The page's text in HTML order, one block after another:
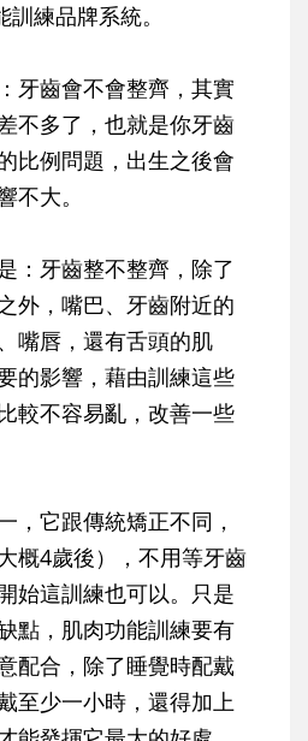
練品牌系統。
牙齒會不會整齊，其實
不多了，也就是你牙齒
比例問題，出生之後會
不大。
：牙齒整不整齊，除了
外，嘴巴、牙齒附近的
嘴唇，還有舌頭的肌
的影響，藉由訓練這些
較不容易亂，改善一些
，它跟傳統矯正不同，
概4歲後），不用等牙齒
始這訓練也可以。只是
點，肌肉功能訓練要有
配合，除了睡覺時配戴
至少一小時，還得加上